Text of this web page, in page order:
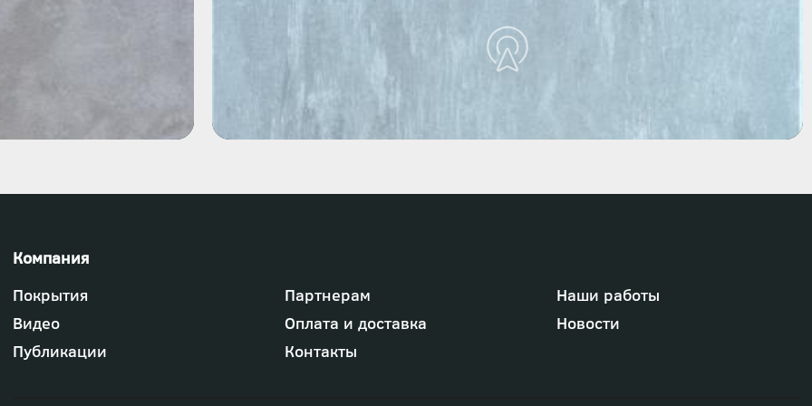
Футер
-
меню
"Компания"
Покрытия Партнерам
Наши работы
Видео
Оплата и доставка
Новости
Публикации
Контакты